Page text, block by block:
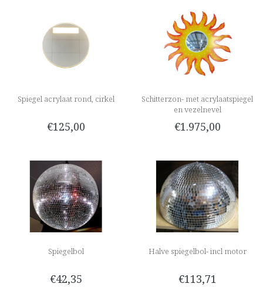
Spiegel acrylaat rond, cirkel
€125,00
Schitterzon- met acrylaatspiegel
en vezelnevel
€1.975,00
Spiegelbol
€42,35
Halve spiegelbol- incl motor
€113,71